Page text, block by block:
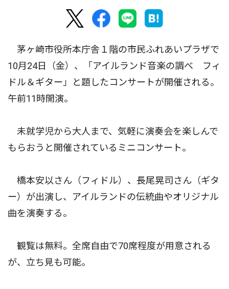
茅ヶ崎市役所本庁舎１階の市民ふれあいプラザで
10月24日（金）、「アイルランド音楽の調べ フィ
ドル＆ギター」と題したコンサートが開催される。
午前11時開演。
未就学児から大人まで、気軽に演奏会を楽しんで
もらおうと開催されているミニコンサート。
橋本安以さん（フィドル）、長尾晃司さん（ギタ
ー）が出演し、アイルランドの伝統曲やオリジナル
曲を演奏する。
観覧は無料。全席自由で70席程度が用意される
が、立ち見も可能。